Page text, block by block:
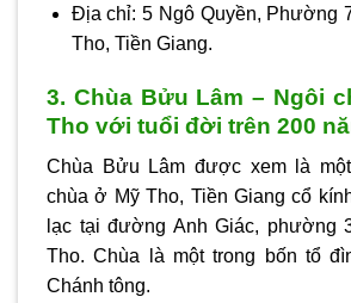
Địa chỉ: 5 Ngô Quyền, Phường
Tho, Tiền Giang.
3. Chùa Bửu Lâm – Ngôi
Tho với tuổi đời trên 200
Chùa Bửu Lâm được xem là
chùa ở Mỹ Tho, Tiền Giang cổ
lạc tại đường Anh Giác, phường
Tho. Chùa là một trong bốn tổ
Chánh tông.